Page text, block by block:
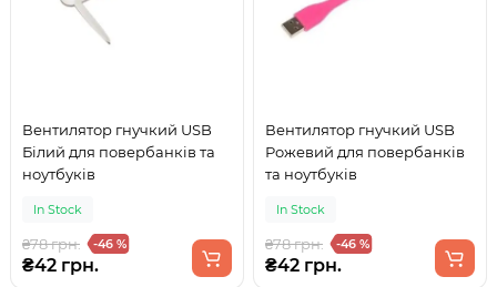
Вентилятор гнучкий USB
Білий для повербанків та
ноутбуків
In Stock
₴78 грн. -46 %
₴42 грн.
Вентилятор гнучкий USB
Рожевий для повербанків
та ноутбуків
In Stock
₴78 грн. -46 %
₴42 грн.